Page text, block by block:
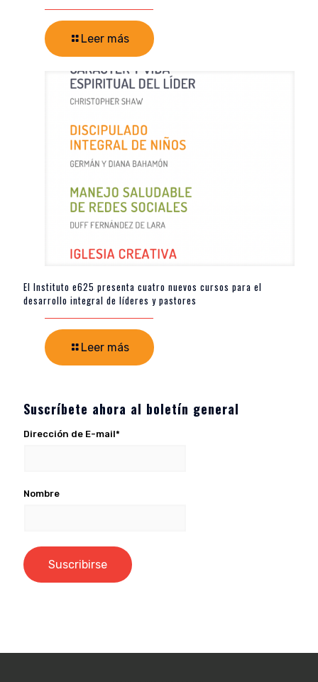
Leer más
El Instituto e625 presenta cuatro nuevos cursos para el
desarrollo integral de líderes y pastores
Leer más
Suscríbete ahora al boletín general
Dirección de E-mail*
Nombre